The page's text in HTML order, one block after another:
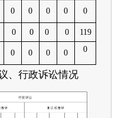
0 0 0 0 0
0 0 0 0
119
0 0 0 0 0
、行政诉讼情况